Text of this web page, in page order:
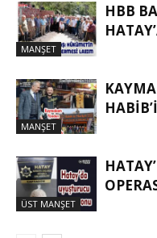
MANŞET
HBB
MANŞET
ÜST MANŞET